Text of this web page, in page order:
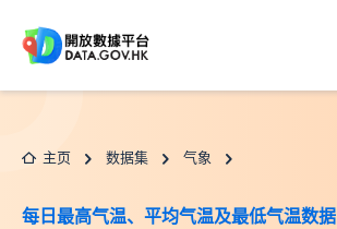
主页 数据集 气象
每日最高气温、平均气温及最低气温数据